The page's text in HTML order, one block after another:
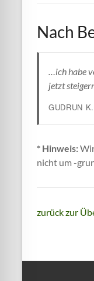
Nach
…ich habe
jetzt
GUDRUN K.
* Hinweis:
nicht um -
zurück zur